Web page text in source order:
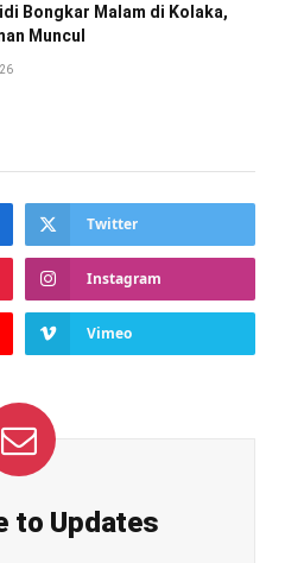
Bongkar Malam di Kolaka,
Muncul
Twitter
Instagram
Vimeo
to Updates